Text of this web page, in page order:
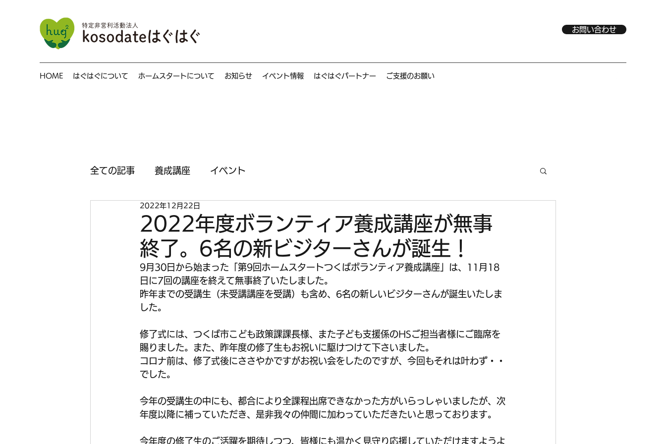
お問い合わせ
HOME はぐはぐについて ホームスタートについて お知らせ イベント情報 はぐはぐパートナー ご支援のお願い
全ての記事 養成講座 イベント
2022年度ボランティア養成講座が無事
終了。6名の新ビジターさんが誕生！
2022年12月22日
9月30日から始まった「第9回ホームスタートつくばボランティア養成講座」は、11月18
日に7回の講座を終えて無事終了いたしました。
昨年までの受講生（未受講講座を受講）も含め、6名の新しいビジターさんが誕生いたしま
した。
修了式には、つくば市こども政策課課長様、また子ども支援係のHSご担当者様にご臨席を
賜りました。また、昨年度の修了生もお祝いに駆けつけて下さいました。
コロナ前は、修了式後にささやかですがお祝い会をしたのですが、今回もそれは叶わず・・
でした。
今年の受講生の中にも、都合により全課程出席できなかった方がいらっしゃいましたが、次
年度以降に補っていただき、是非我々の仲間に加わっていただきたいと思っております。
今年度の修了生のご活躍を期待しつつ、皆様にも温かく見守り応援していただけますようよ